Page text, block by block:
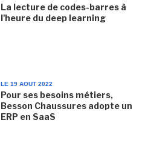
La lecture de codes-barres à
l'heure du deep learning
LE 19 AOUT 2022
Pour ses besoins métiers,
Besson Chaussures adopte un
ERP en SaaS